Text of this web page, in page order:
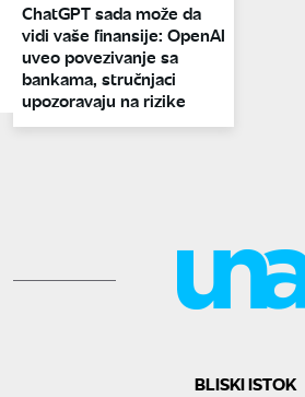
ChatGPT sada može da
vidi vaše finansije: OpenAI
uveo povezivanje sa
bankama, stručnjaci
upozoravaju na rizike
BLISKI ISTOK